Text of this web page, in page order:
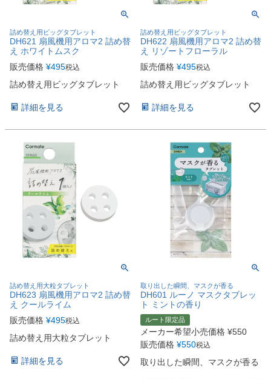
詰め替え用ビッグタブレット
DH621 扇風機用アロマ2 詰め替
え ホワイトムスク
販売価格 ¥495税込
詰め替え用ビッグタブレット
詳細を見る
詰め替え用ビッグタブレット
DH622 扇風機用アロマ2 詰め替
え リゾートフローラル
販売価格 ¥495税込
詰め替え用ビッグタブレット
詳細を見る
詰め替え用大粒タブレット
DH623 扇風機用アロマ2 詰め替
え クールライム
販売価格 ¥495税込
詰め替え用大粒タブレット
詳細を見る
取り出した瞬間、マスクが香る
DH601 ルーノ マスクタブレッ
ト ミントの香り
ルート限定品
メーカー希望小売価格 ¥550
販売価格 ¥550税込
取り出した瞬間、マスクが香る